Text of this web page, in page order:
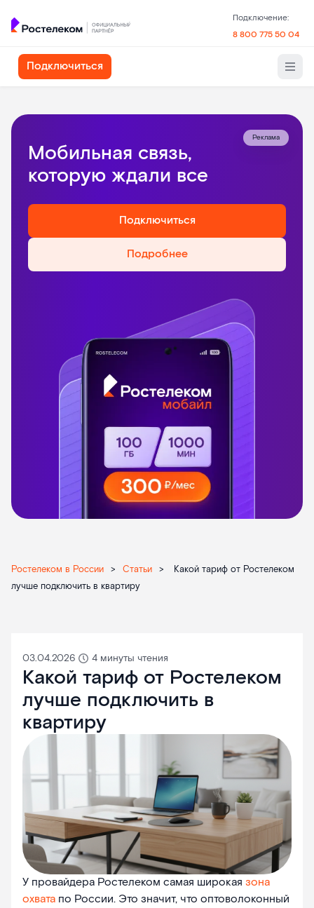
Подключение:
8 800 775 50 04
Подключиться
Мобильная связь,
которую ждали все
Подключиться
Подробнее
Реклама
Ростелеком в России > Статьи >
Какой тариф от Ростелеком
лучше подключить в квартиру
03.04.2026 4 минуты чтения
Какой тариф от Ростелеком
лучше подключить в
квартиру
У провайдера Ростелеком самая широкая зона
охвата по России. Это значит, что оптоволоконный